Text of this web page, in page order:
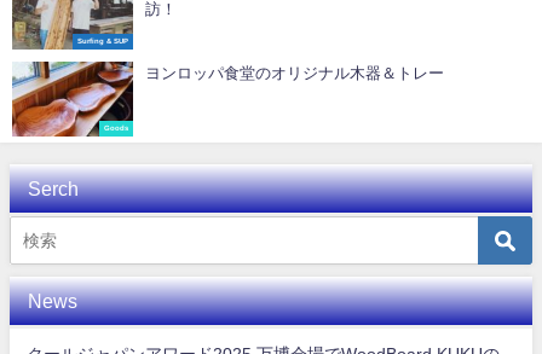
Surfing & SUP
訪！
Goods
ヨンロッパ食堂のオリジナル木器＆トレー
Serch
News